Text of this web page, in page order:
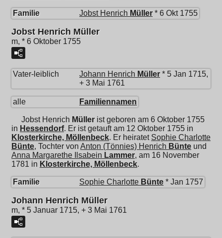
Familie Jobst Henrich Müller * 6 Okt 1755
Jobst Henrich Müller
m, * 6 Oktober 1755
Vater-leiblich Johann Henrich Müller * 5 Jan 1715,
+ 3 Mai 1761
alle Familiennamen
Jobst Henrich Müller ist geboren am 6 Oktober 1755
in Hessendorf. Er ist getauft am 12 Oktober 1755 in
Klosterkirche, Möllenbeck. Er heiratet Sophie Charlotte
Bünte, Tochter von Anton (Tönnies) Henrich Bünte und
Anna Margarethe Ilsabein Lammer, am 16 November
1781 in Klosterkirche, Möllenbeck.
Familie Sophie Charlotte Bünte * Jan 1757
Johann Henrich Müller
m, * 5 Januar 1715, + 3 Mai 1761